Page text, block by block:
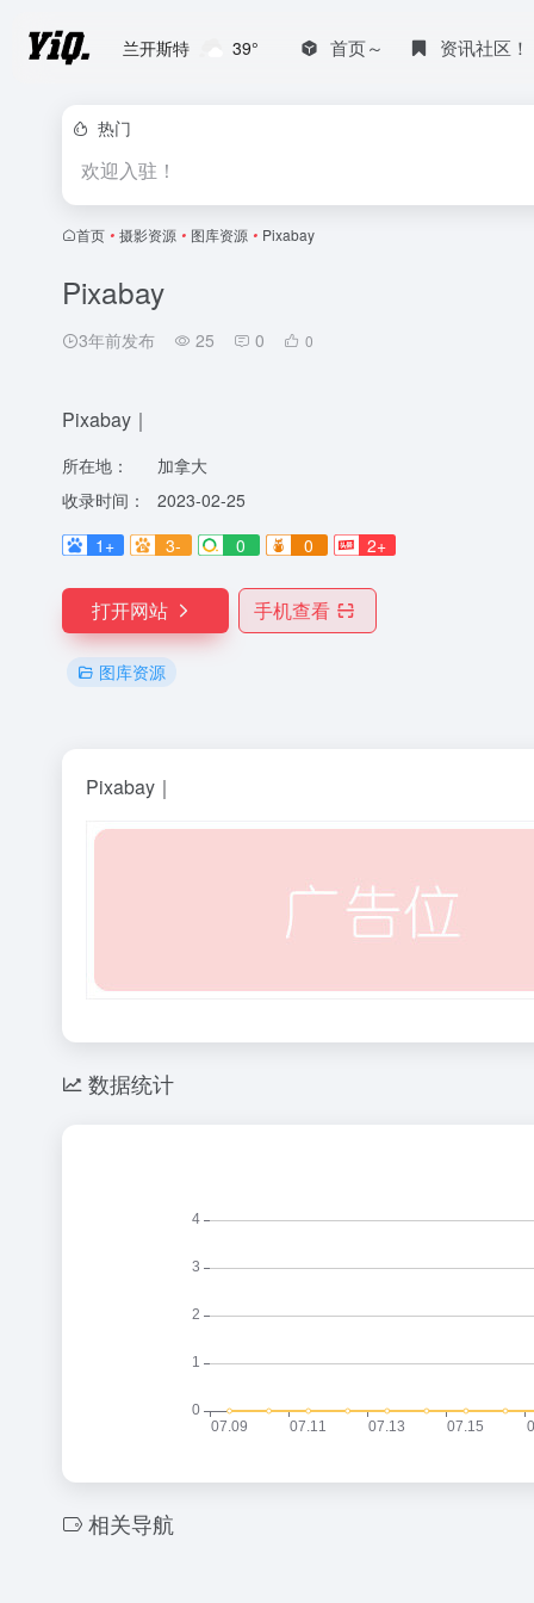
兰开斯特 39° 首页～ 资讯社区！
热门
欢迎入驻！
首页 • 摄影资源 • 图库资源 • Pixabay
Pixabay
3年前发布 25 0 0
Pixabay｜
所在地：
加拿大
收录时间：
2023-02-25
1+
3- 0 0 2+
打开网站 手机查看
图库资源
Pixabay｜
数据统计
相关导航